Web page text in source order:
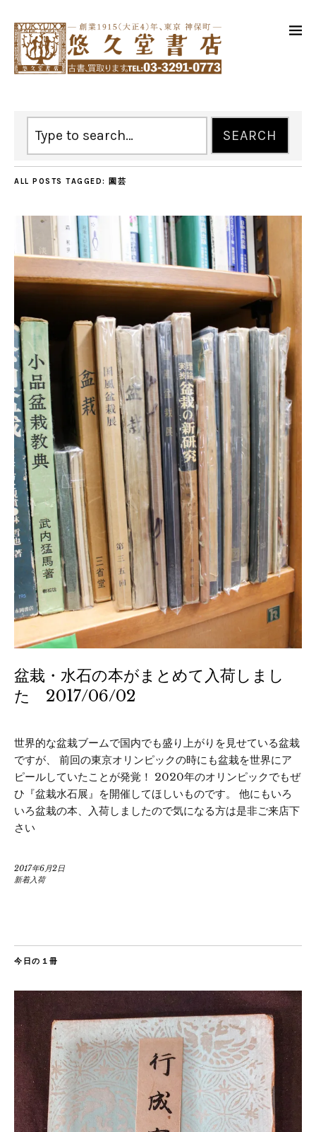
ALL POSTS TAGGED: 園芸
盆栽・水石の本がまとめて入荷しまし
た 2017/06/02
世界的な盆栽ブームで国内でも盛り上がりを見せている盆栽
ですが、 前回の東京オリンピックの時にも盆栽を世界にア
ピールしていたことが発覚！ 2020年のオリンピックでもぜ
ひ『盆栽水石展』を開催してほしいものです。 他にもいろ
いろ盆栽の本、入荷しましたので気になる方は是非ご来店下
さい
2017年6月2日
新着入荷
今日の１冊